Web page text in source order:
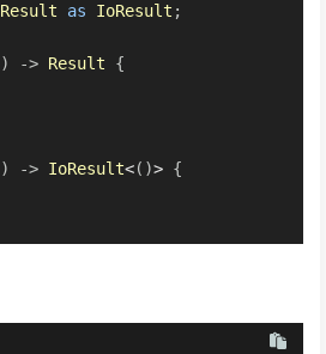
Result as IoResult ;
) -> Result
{
) -> IoResult<( )> {